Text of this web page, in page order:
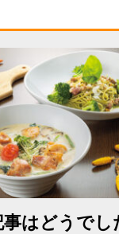
はどうでし